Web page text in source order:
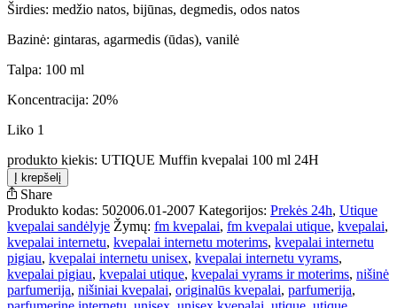
Širdies: medžio natos, bijūnas, degmedis, odos natos
Bazinė: gintaras, agarmedis (ūdas), vanilė
Talpa: 100 ml
Koncentracija: 20%
Liko 1
produkto kiekis: UTIQUE Muffin kvepalai 100 ml 24H
Į krepšelį
Share
Produkto kodas: 502006.01-2007 Kategorijos: Prekės 24h, Utique
kvepalai sandėlyje Žymų: fm kvepalai, fm kvepalai utique, kvepalai,
kvepalai internetu, kvepalai internetu moterims, kvepalai internetu
pigiau, kvepalai internetu unisex, kvepalai internetu vyrams,
kvepalai pigiau, kvepalai utique, kvepalai vyrams ir moterims, nišinė
parfumerija, nišiniai kvepalai, originalūs kvepalai, parfumerija,